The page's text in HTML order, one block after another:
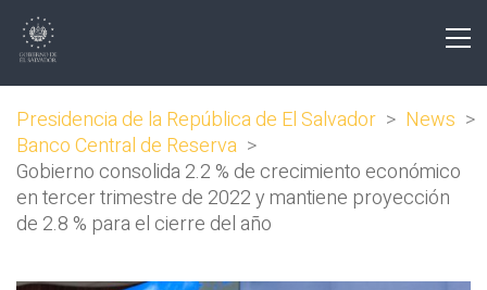
Presidencia de la República de El Salvador > News >
Banco Central de Reserva >
Gobierno consolida 2.2 % de crecimiento económico
en tercer trimestre de 2022 y mantiene proyección
de 2.8 % para el cierre del año